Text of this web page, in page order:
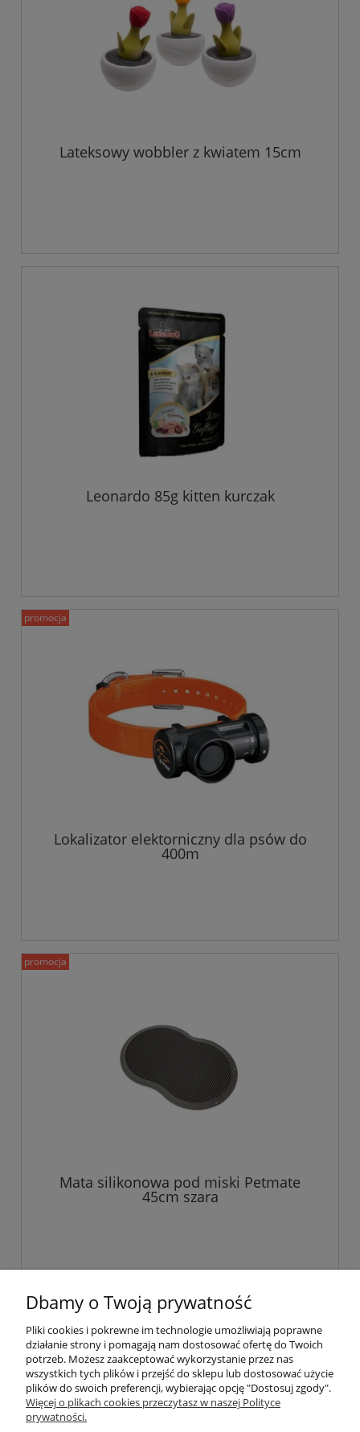
Lateksowy wobbler z kwiatem 15cm
Leonardo 85g kitten kurczak
Lokalizator elektorniczny dla psów do
400m
promocja
Mata silikonowa pod miski Petmate
45cm szara
promocja
1 2 3 4 5
Pomoc
Moje konto
Dbamy o Twoją prywatność
Pliki cookies i pokrewne im technologie umożliwiają poprawne
działanie strony i pomagają nam dostosować ofertę do Twoich
potrzeb. Możesz zaakceptować wykorzystanie przez nas
wszystkich tych plików i przejść do sklepu lub dostosować użycie
plików do swoich preferencji, wybierając opcję "Dostosuj zgody".
Więcej o plikach cookies przeczytasz w naszej Polityce
prywatności.